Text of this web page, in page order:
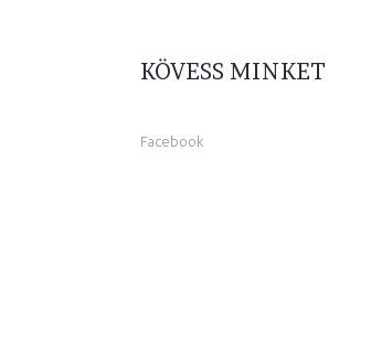
KÖVESS MINKET
Facebook